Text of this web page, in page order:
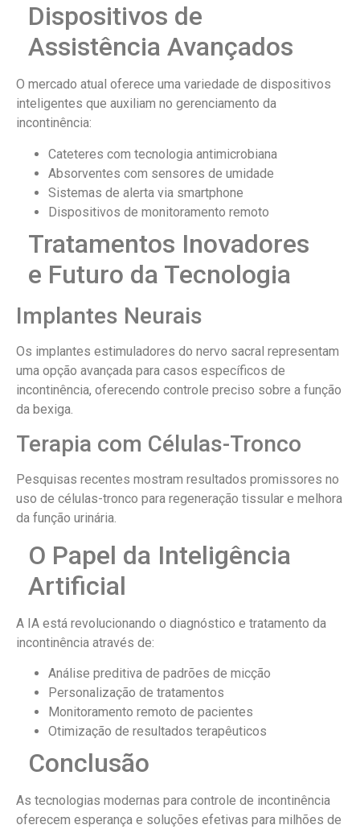
Dispositivos de
Assistência Avançados
O mercado atual oferece uma variedade de dispositivos
inteligentes que auxiliam no gerenciamento da
incontinência:
Cateteres com tecnologia antimicrobiana
Absorventes com sensores de umidade
Sistemas de alerta via smartphone
Dispositivos de monitoramento remoto
Tratamentos Inovadores
e Futuro da Tecnologia
Implantes Neurais
Os implantes estimuladores do nervo sacral representam
uma opção avançada para casos específicos de
incontinência, oferecendo controle preciso sobre a função
da bexiga.
Terapia com Células-Tronco
Pesquisas recentes mostram resultados promissores no
uso de células-tronco para regeneração tissular e melhora
da função urinária.
O Papel da Inteligência
Artificial
A IA está revolucionando o diagnóstico e tratamento da
incontinência através de:
Análise preditiva de padrões de micção
Personalização de tratamentos
Monitoramento remoto de pacientes
Otimização de resultados terapêuticos
Conclusão
As tecnologias modernas para controle de incontinência
oferecem esperança e soluções efetivas para milhões de